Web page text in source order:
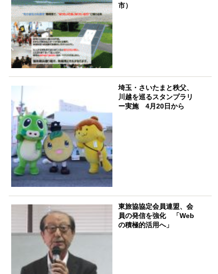
市）
埼玉・さいたまと秩父、
川越を巡るスタンプラリ
ー実施 4月20日から
東旅協協定会員連盟、会
員の発信を強化 「Web
の積極的活用へ」